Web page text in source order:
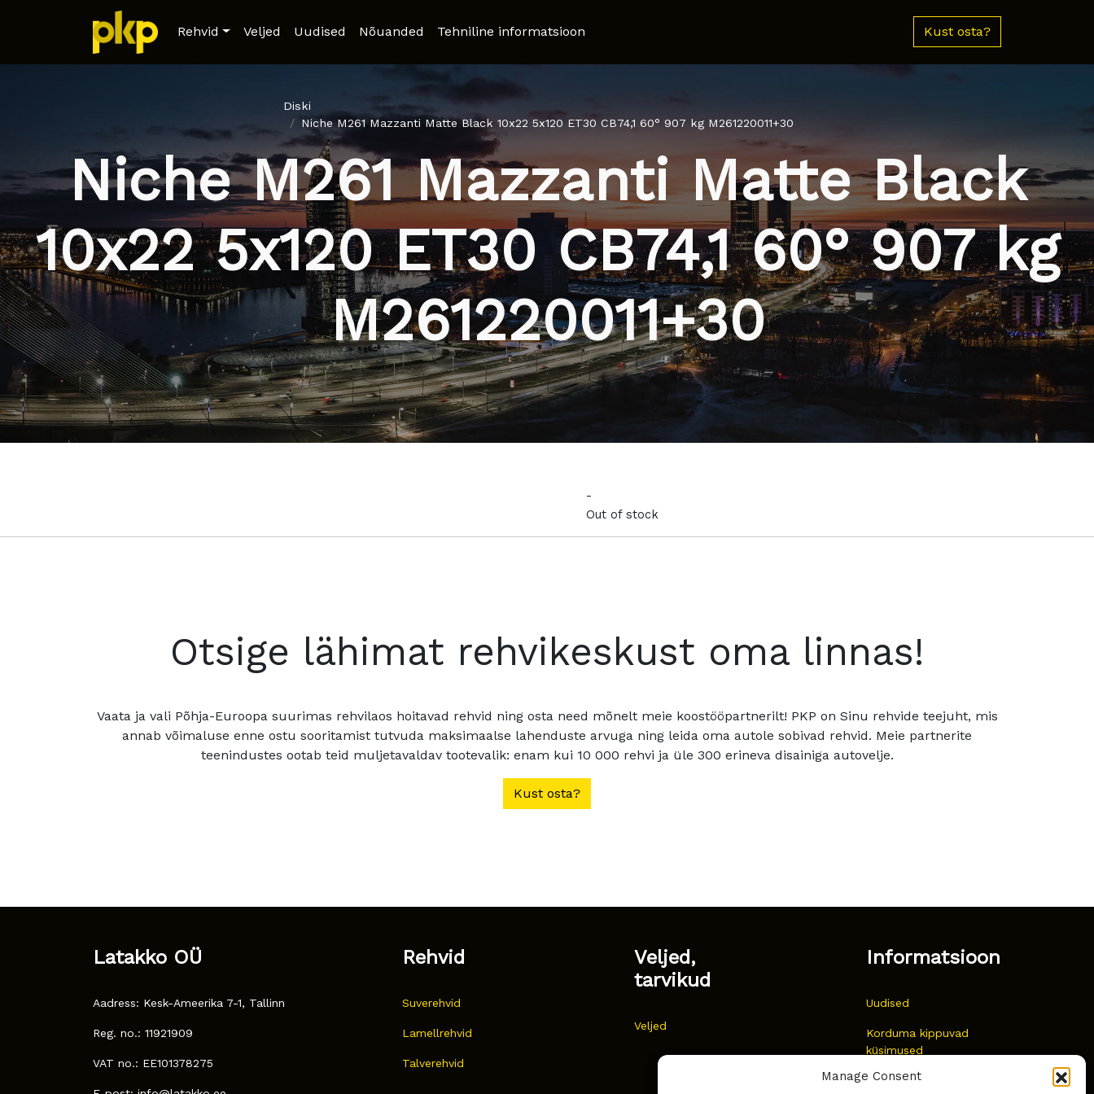
Manage Consent
Rehvid Veljed Uudised Nõuanded Tehniline informatsioon Kust osta?
Diski
Niche M261 Mazzanti Matte Black 10x22 5x120 ET30 CB74,1 60° 907 kg M261220011+30
Niche M261 Mazzanti Matte Black
10x22 5x120 ET30 CB74,1 60° 907 kg
M261220011+30
-
Out of stock
Otsige lähimat rehvikeskust oma linnas!
Vaata ja vali Põhja-Euroopa suurimas rehvilaos hoitavad rehvid ning osta need mõnelt meie koostööpartnerilt! PKP on Sinu rehvide teejuht, mis
annab võimaluse enne ostu sooritamist tutvuda maksimaalse lahenduste arvuga ning leida oma autole sobivad rehvid. Meie partnerite
teenindustes ootab teid muljetavaldav tootevalik: enam kui 10 000 rehvi ja üle 300 erineva disainiga autovelje.
Kust osta?
Latakko OÜ
Aadress: Kesk-Ameerika 7-1, Tallinn
Reg. no.: 11921909
VAT no.: EE101378275
Rehvid
Suverehvid
Lamellrehvid
Talverehvid
Veljed,
tarvikud
Veljed
Informatsioon
Uudised
Korduma kippuvad
küsimused
Kust osta?